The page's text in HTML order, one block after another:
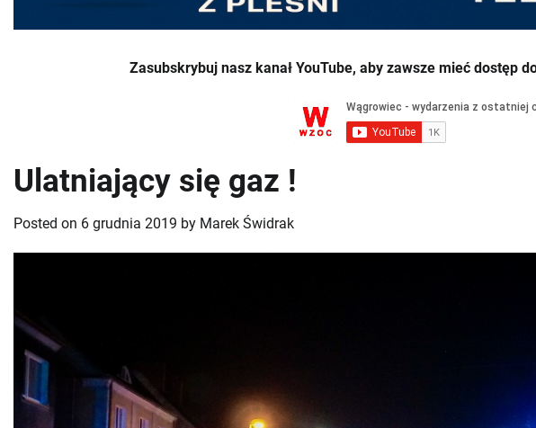
Zasubskrybuj nasz kanał YouTube, aby zawsze mieć dostęp
Ulatniający się gaz !
Posted on 6 grudnia 2019 by Marek Świdrak